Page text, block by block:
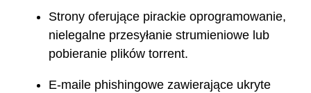
Strony oferujące pirackie oprogramowanie,
nielegalne przesyłanie strumieniowe lub
pobieranie plików torrent.
E-maile phishingowe zawierające ukryte